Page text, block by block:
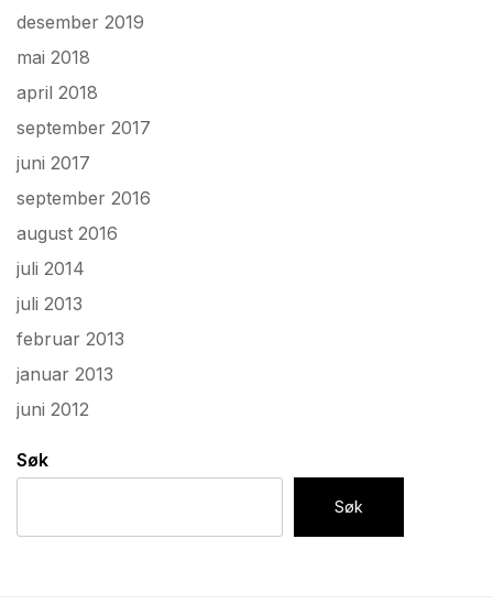
desember 2019
mai 2018
april 2018
september 2017
juni 2017
september 2016
august 2016
juli 2014
juli 2013
februar 2013
januar 2013
juni 2012
Søk
Søk